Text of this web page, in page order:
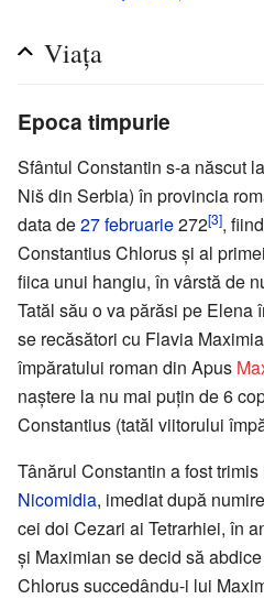
Viața
Epoca timpurie
Sfântul Constantin s-a născut
Niš din Serbia) în provincia
data de27 februarie272[3],
Constantius Chlorus și al
fiica unui hangiu, în vârstă de
Tatăl său o va părăsi pe Elena
se recăsători cu Flavia
împăratului roman din Apus
naștere la nu mai puțin de 6
Constantius (tatăl viitorului
Tânărul Constantin a fost
Nicomidia, imediat după
cei doi Cezari ai Tetrarhiei, în
și Maximian se decid să
Chlorus succedându-i lui